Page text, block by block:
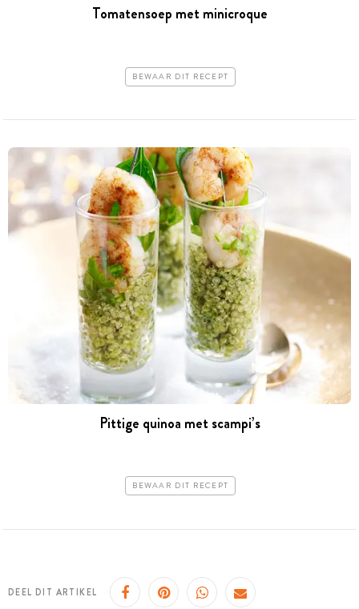
Tomatensoep met minicroque
BEWAAR DIT RECEPT
Pittige quinoa met scampi’s
BEWAAR DIT RECEPT
DEEL DIT ARTIKEL